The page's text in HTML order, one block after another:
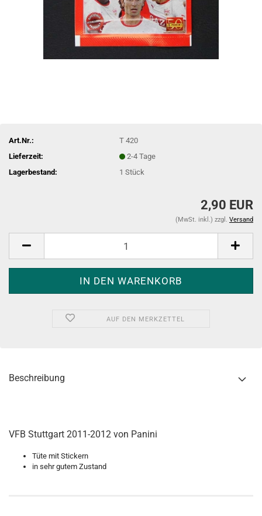
Art.Nr.:
T 420
Lieferzeit:
2-4 Tage
Lagerbestand:
1Stück
2,90 EUR
(MwSt. inkl.) zzgl. Versand
AUF DEN MERKZETTEL
Beschreibung
VFB Stuttgart 2011-2012 von Panini
Tüte mit Stickern
in sehr gutem Zustand